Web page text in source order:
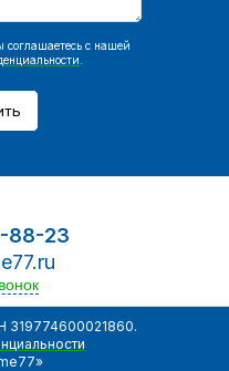
с нашей
88-23